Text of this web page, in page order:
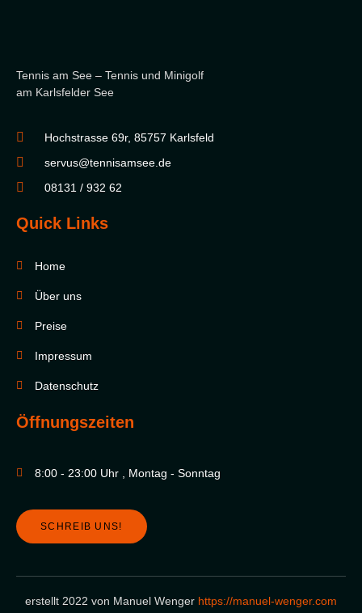
Tennis am See – Tennis und Minigolf
am Karlsfelder See
Hochstrasse 69r, 85757 Karlsfeld
servus@tennisamsee.de
08131 / 932 62
Quick Links
Home
Über uns
Preise
Impressum
Datenschutz
Öffnungszeiten
8:00 - 23:00 Uhr , Montag - Sonntag
SCHREIB UNS!
erstellt 2022 von Manuel Wenger https://manuel-wenger.com